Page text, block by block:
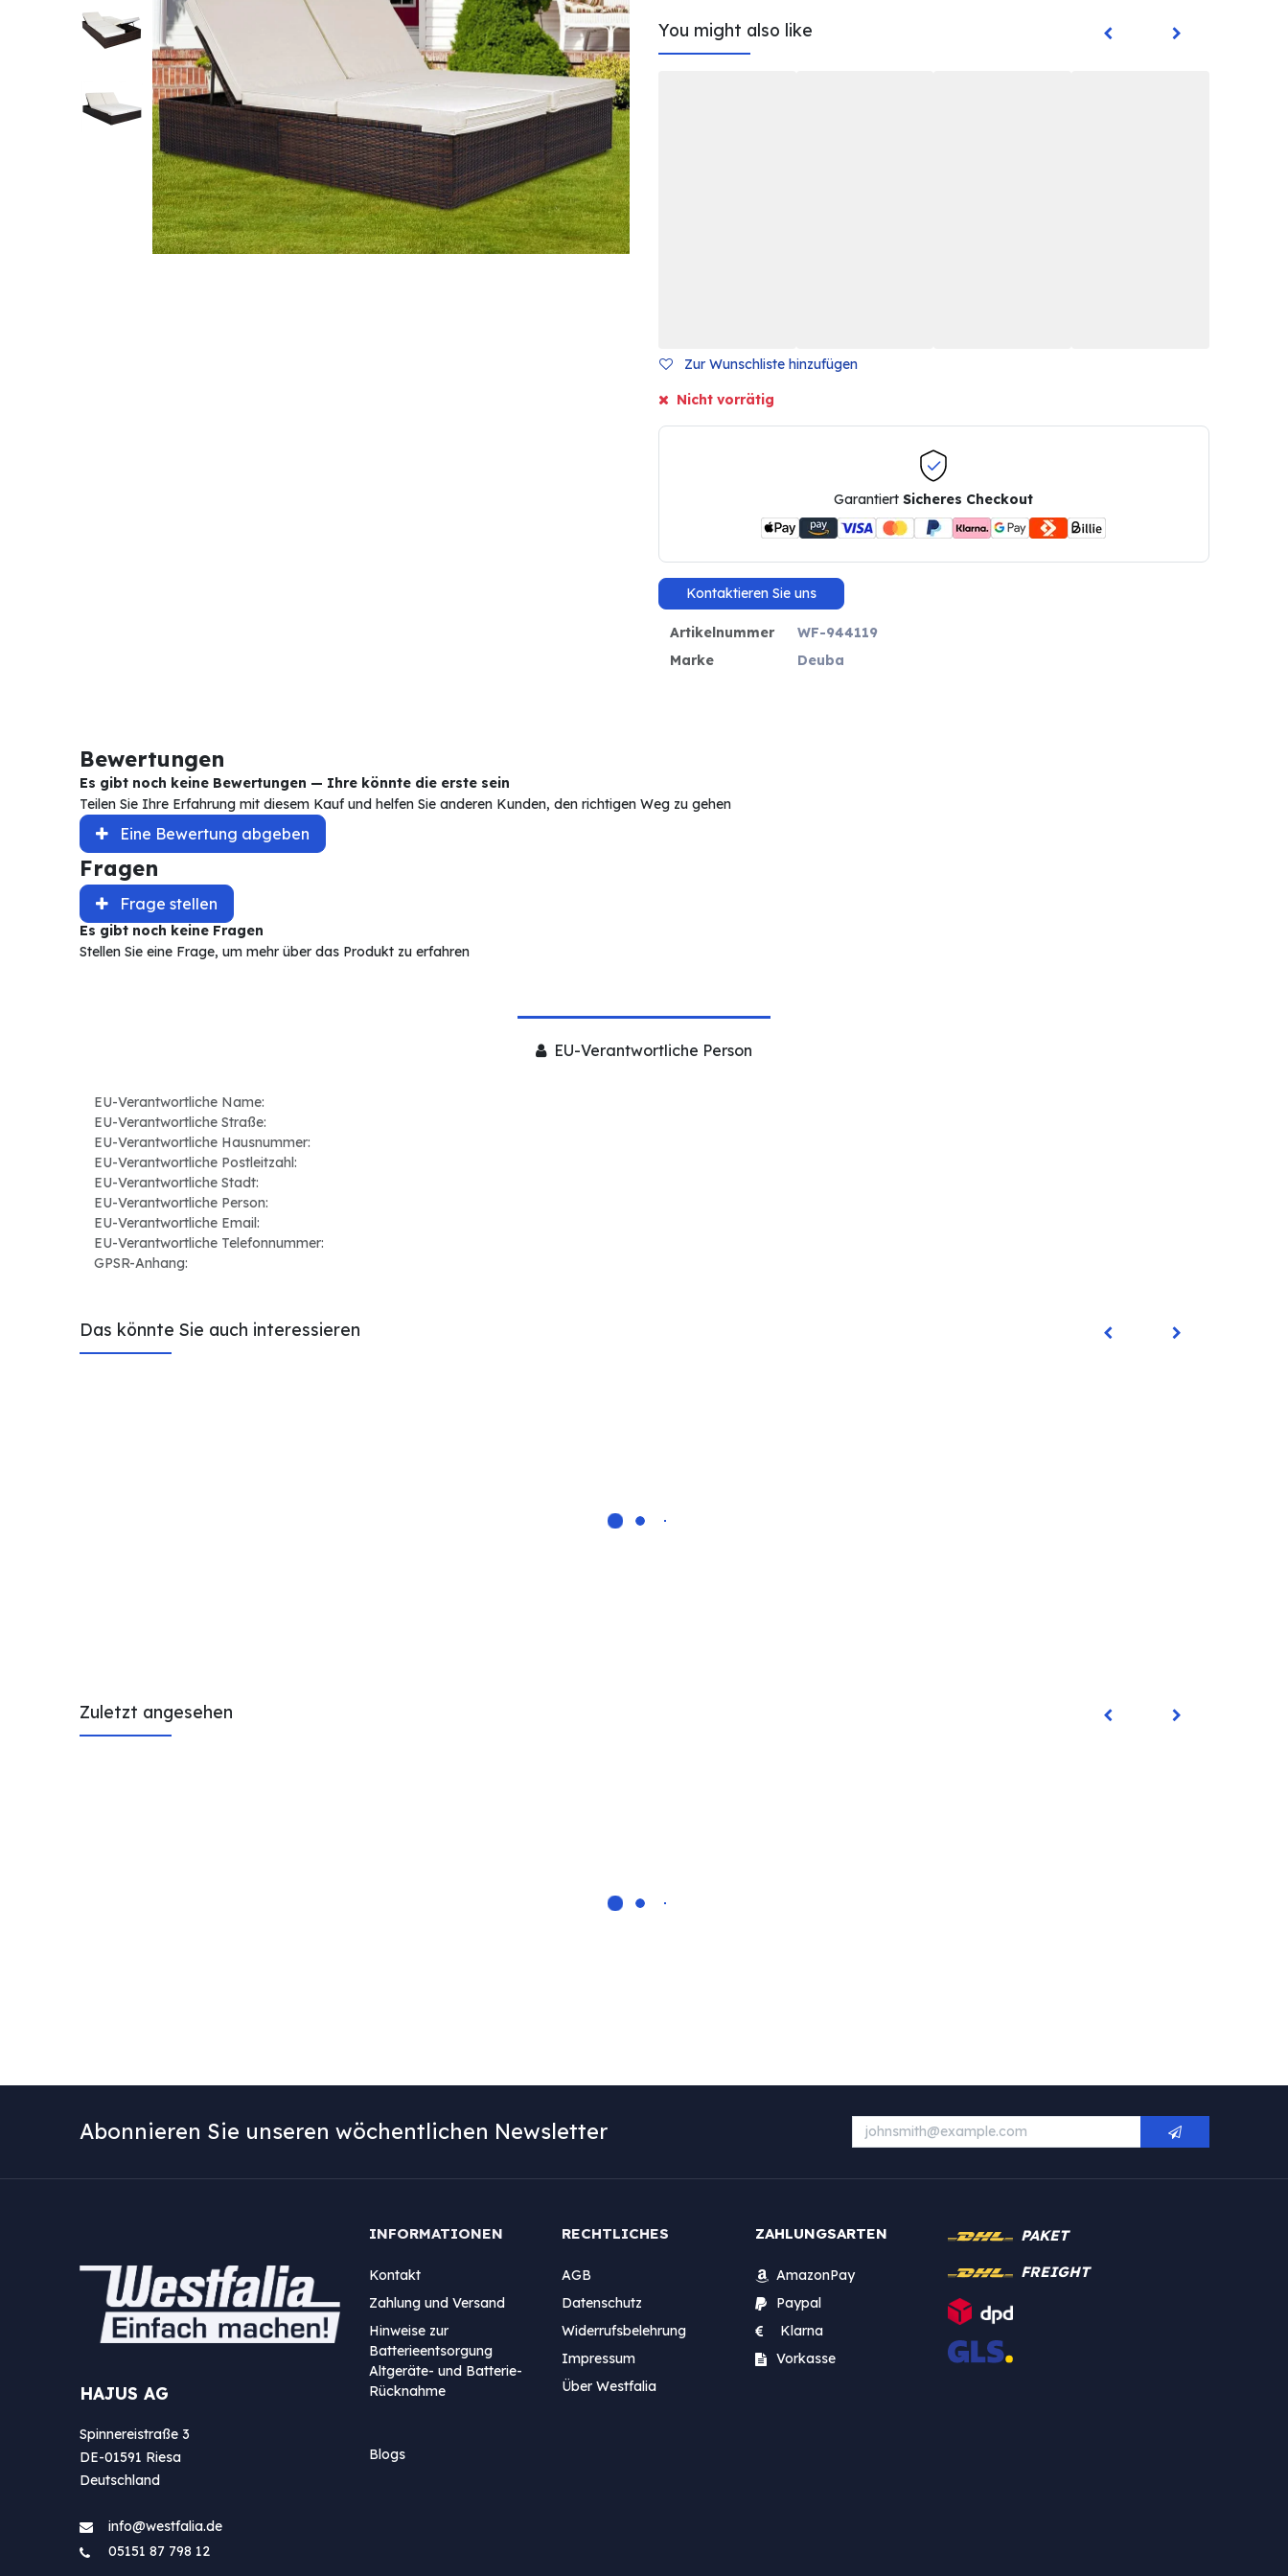
You might also like
Zur Wunschliste hinzufügen
Nicht vorrätig
GarantiertSicheres Checkout
Kontaktieren Sie uns
Artikelnummer
WF-944119
Marke
Deuba
Bewertungen
Es gibt noch keine Bewertungen — Ihre könnte die erste sein
Teilen Sie Ihre Erfahrung mit diesem Kauf und helfen Sie anderen Kunden, den richtigen Weg zu gehen
Eine Bewertung abgeben
Fragen
Frage stellen
Es gibt noch keine Fragen
Stellen Sie eine Frage, um mehr über das Produkt zu erfahren
EU-Verantwortliche Person
EU-Verantwortliche Name:
EU-Verantwortliche Straße:
EU-Verantwortliche Hausnummer:
EU-Verantwortliche Postleitzahl:
EU-Verantwortliche Stadt:
EU-Verantwortliche Person:
EU-Verantwortliche Email:
EU-Verantwortliche Telefonnummer:
GPSR-Anhang:
Das könnte Sie auch interessieren
Zuletzt angesehen
Abonnieren Sie unseren wöchentlichen Newsletter
HAJUS AG
Spinnereistraße 3
DE-01591 Riesa
Deutschland
info@westfa​lia.de
05151 87 798 12
INFORMATIONEN
Kontakt
Zahlung und Versand
Hinweise zur
Batterieentsorgung
Altgeräte- und Batterie-
Rücknahme
Blogs
RECHTLICHES
AGB
Datenschutz
Widerrufsbelehrung
Impressum
Über Westfalia
ZAHLUNGSARTEN
AmazonPay
Paypal
Klarna
Vorkasse
PAKET
FREIGHT